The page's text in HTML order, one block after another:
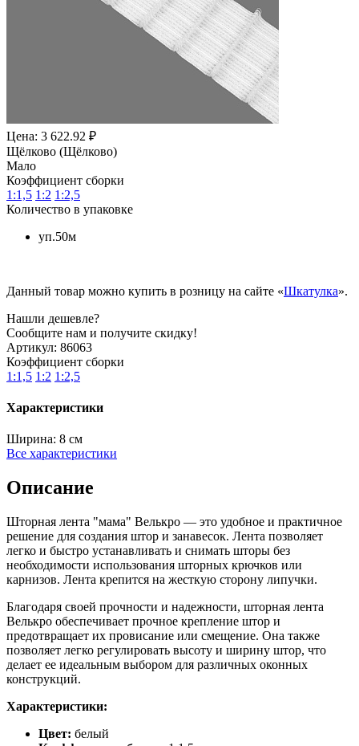
Цена: 3 622.92 ₽
Щёлково (Щёлково)
Мало
Коэффициент сборки
1:1,5 1:2 1:2,5
Количество в упаковке
уп.50м
Данный товар можно купить в розницу на сайте «Шкатулка».
Нашли дешевле?
Сообщите нам и получите скидку!
Артикул: 86063
Коэффициент сборки
1:1,5 1:2 1:2,5
Характеристики
Ширина: 8 см
Все характеристики
Описание
Шторная лента "мама" Велькро — это удобное и практичное
решение для создания штор и занавесок. Лента позволяет
легко и быстро устанавливать и снимать шторы без
необходимости использования шторных крючков или
карнизов. Лента крепится на жесткую сторону липучки.
Благодаря своей прочности и надежности, шторная лента
Велькро обеспечивает прочное крепление штор и
предотвращает их провисание или смещение. Она также
позволяет легко регулировать высоту и ширину штор, что
делает ее идеальным выбором для различных оконных
конструкций.
Характеристики:
Цвет: белый